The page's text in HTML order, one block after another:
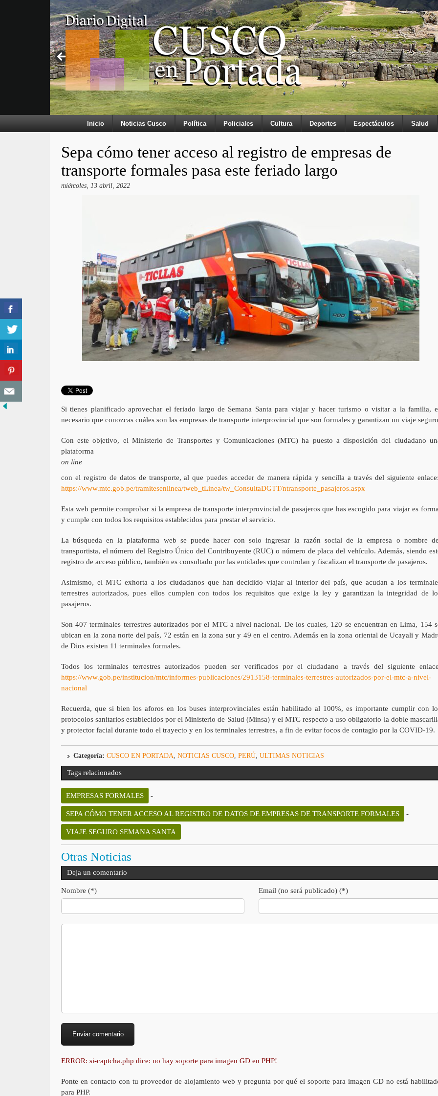
Inicio Noticias Cusco Política Policiales Cultura Deportes Espectáculos Salud
Sepa cómo tener acceso al registro de empresas de
transporte formales pasa este feriado largo
miércoles, 13 abril, 2022
Si tienes planificado aprovechar el feriado largo de Semana Santa para viajar y hacer turismo o visitar a la familia,
necesario que conozcas cuáles son las empresas de transporte interprovincial que son formales y garantizan un viaje
Con este objetivo, el Ministerio de Transportes y Comunicaciones (MTC) ha puesto a disposición del ciudadano
plataforma
on line
con el registro de datos de transporte, al que puedes acceder de manera rápida y sencilla a través del siguiente
https://www.mtc.gob.pe/tramitesenlinea/tweb_tLinea/tw_ConsultaDGTT/ntransporte_pasajeros.aspx
Esta web permite comprobar si la empresa de transporte interprovincial de pasajeros que has escogido para viajar es
y cumple con todos los requisitos establecidos para prestar el servicio.
La búsqueda en la plataforma web se puede hacer con solo ingresar la razón social de la empresa o nombre
transportista, el número del Registro Único del Contribuyente (RUC) o número de placa del vehículo. Además, siendo
registro de acceso público, también es consultado por las entidades que controlan y fiscalizan el transporte de pasajeros.
Asimismo, el MTC exhorta a los ciudadanos que han decidido viajar al interior del país, que acudan a los
terrestres autorizados, pues ellos cumplen con todos los requisitos que exige la ley y garantizan la integridad de
pasajeros.
Son 407 terminales terrestres autorizados por el MTC a nivel nacional. De los cuales, 120 se encuentran en Lima, 154
ubican en la zona norte del país, 72 están en la zona sur y 49 en el centro. Además en la zona oriental de Ucayali y
de Dios existen 11 terminales formales.
Todos los terminales terrestres autorizados pueden ser verificados por el ciudadano a través del siguiente
https://www.gob.pe/institucion/mtc/informes-publicaciones/2913158-terminales-terrestres-autorizados-por-el-mtc-a-nivel-
nacional
Recuerda, que si bien los aforos en los buses interprovinciales están habilitado al 100%, es importante cumplir con
protocolos sanitarios establecidos por el Ministerio de Salud (Minsa) y el MTC respecto a uso obligatorio la doble
y protector facial durante todo el trayecto y en los terminales terrestres, a fin de evitar focos de contagio por la COVID-19.
Categoría: CUSCO EN PORTADA NOTICIAS CUSCO, PERÚ, ULTIMAS NOTICIAS
Tags relacionados
EMPRESAS FORMALES -
SEPA CÓMO TENER ACCESO AL REGISTRO DE DATOS DE EMPRESAS DE TRANSPORTE FORMALES -
VIAJE SEGURO SEMANA SANTA
Otras Noticias
Deja un comentario
Nombre (*) Email (no será publicado) (*)
ERROR: si-captcha.php dice: no hay soporte para imagen GD en PHP!
Ponte en contacto con tu proveedor de alojamiento web y pregunta por qué el soporte para imagen GD no está
para PHP.